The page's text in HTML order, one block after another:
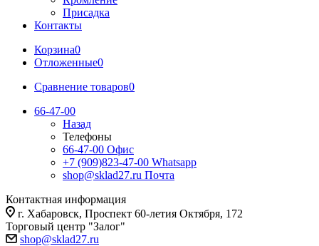
Присадка
Контакты
Корзина0
Отложенные0
Сравнение товаров0
66-47-00
Назад
Телефоны
66-47-00 Офис
+7 (909)823-47-00 Whatsapp
shop@sklad27.ru Почта
Контактная информация
г. Хабаровск, Проспект 60-летия Октября, 172
Торговый центр "Залог"
shop@sklad27.ru